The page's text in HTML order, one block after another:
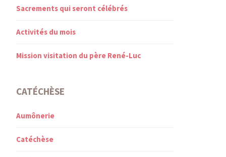
Sacrements qui seront célébrés
Activités du mois
Mission visitation du père René-Luc
CATÉCHÈSE
Aumônerie
Catéchèse